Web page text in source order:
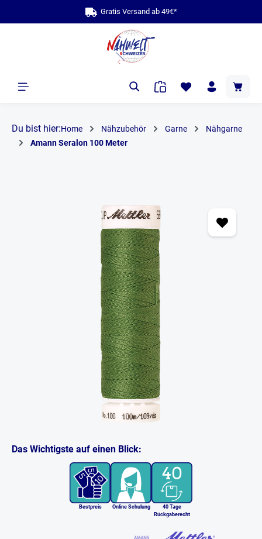
Gratis Versand ab 49€*
Du bist hier:Home Nähzubehör Garne
Nähgarne
Amann Seralon 100 Meter
Das Wichtigste auf einen Blick:
Bestpreis Online Schulung
40 Tage
Rückgaberecht